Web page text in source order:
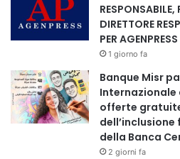
DIRETTORE
PER AGENPRESS
1 giorno fa
Banque Misr
Internazionale
offerte
della Banca
2 giorni fa